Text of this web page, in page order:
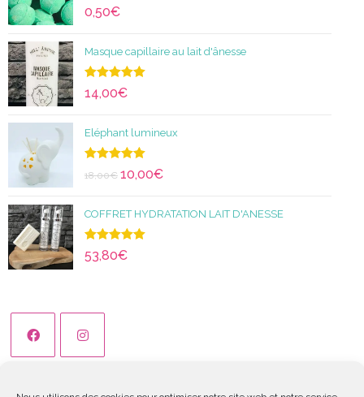
Note 5.00
sur 5
0,50€
Masque capillaire au lait d'ânesse
Note 5.00
sur 5
14,00€
Eléphant lumineux
5.00
sur 5
18,00€ 10,00€
COFFRET HYDRATATION LAIT D'ANESSE
Note 5.00
sur 5
53,80€